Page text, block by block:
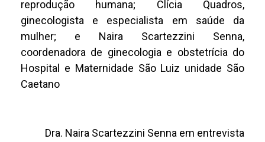
reprodução humana; Clícia Quadros,
ginecologista e especialista em saúde da
mulher; e Naira Scartezzini Senna,
coordenadora de ginecologia e obstetrícia do
Hospital e Maternidade São Luiz unidade São
Caetano
Dra. Naira Scartezzini Senna em entrevista